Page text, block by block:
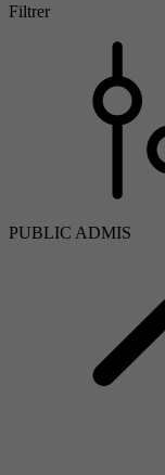
Filtrer
PUBLIC ADMIS